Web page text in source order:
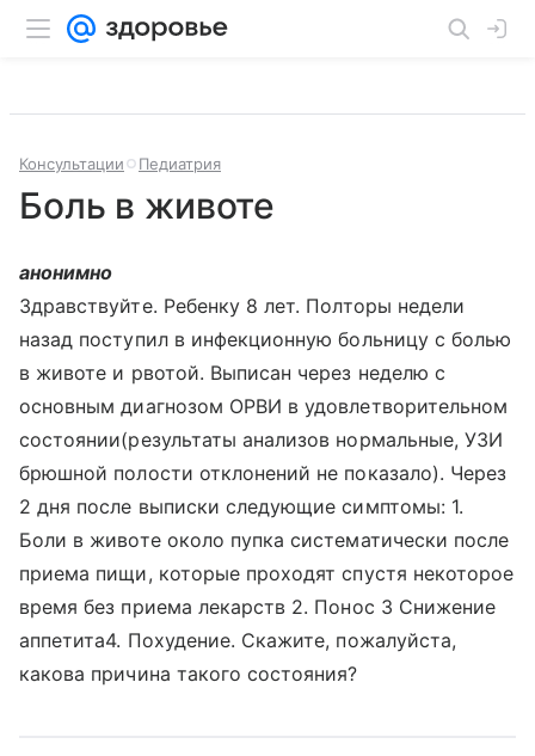
Консультации Педиатрия
Боль в животе
анонимно
Здравствуйте. Ребенку 8 лет. Полторы недели
назад поступил в инфекционную больницу с болью
в животе и рвотой. Выписан через неделю с
основным диагнозом ОРВИ в удовлетворительном
состоянии(результаты анализов нормальные, УЗИ
брюшной полости отклонений не показало). Через
2 дня после выписки следующие симптомы: 1.
Боли в животе около пупка систематически после
приема пищи, которые проходят спустя некоторое
время без приема лекарств 2. Понос 3 Снижение
аппетита4. Похудение. Скажите, пожалуйста,
какова причина такого состояния?